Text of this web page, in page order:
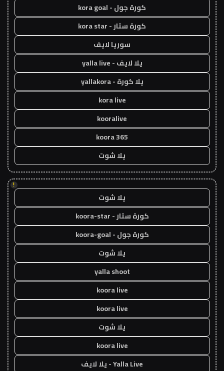
كورة جول - kora goal
كورة ستار - kora star
سوريا لايف
يلا لايف - yalla live
يلا كورة - yallakora
kora live
kooralive
koora 365
يلا شوت
!
يلا شوت
كورة ستار - koora-star
كورة جول - koora-goal
يلا شوت
yalla shoot
koora live
koora live
يلا شوت
koora live
Yalla Live - يلا لايف